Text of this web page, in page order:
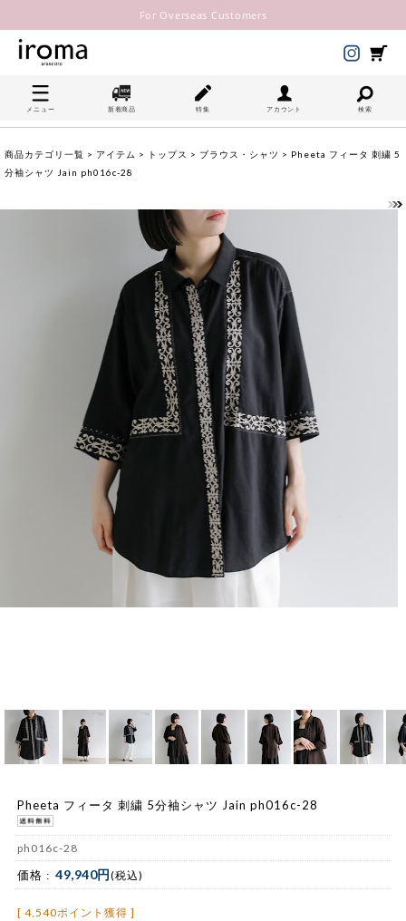
For Overseas Customers
メニュー 新着商品 特集 アカウント 検索
商品カテゴリ一覧 > アイテム > トップス > ブラウス・シャツ > Pheeta フィータ 刺繍 5
分袖シャツ Jain ph016c-28
Pheeta フィータ 刺繍 5分袖シャツ Jain ph016c-28
ph016c-28
価格 : 49,940円(税込)
[ 4,540ポイント獲得 ]